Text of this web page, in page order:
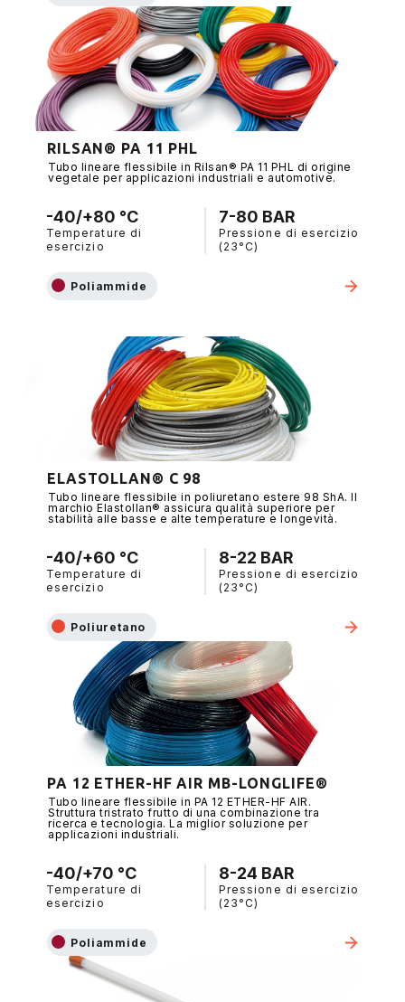
RILSAN® PA 11 PHL
Tubo lineare flessibile in Rilsan® PA 11 PHL di origine
vegetale per applicazioni industriali e automotive.
-40/+80 °C
Temperature di
esercizio
7-80 BAR
Pressione di esercizio
(23°C)
Poliammide
ELASTOLLAN® C 98
Tubo lineare flessibile in poliuretano estere 98 ShA. Il
marchio Elastollan® assicura qualità superiore per
stabilità alle basse e alte temperature e longevità.
-40/+60 °C
Temperature di
esercizio
8-22 BAR
Pressione di esercizio
(23°C)
Poliuretano
PA 12 ETHER-HF AIR MB-LONGLIFE®
Tubo lineare flessibile in PA 12 ETHER-HF AIR.
Struttura tristrato frutto di una combinazione tra
ricerca e tecnologia. La miglior soluzione per
applicazioni industriali.
-40/+70 °C
Temperature di
esercizio
8-24 BAR
Pressione di esercizio
(23°C)
Poliammide